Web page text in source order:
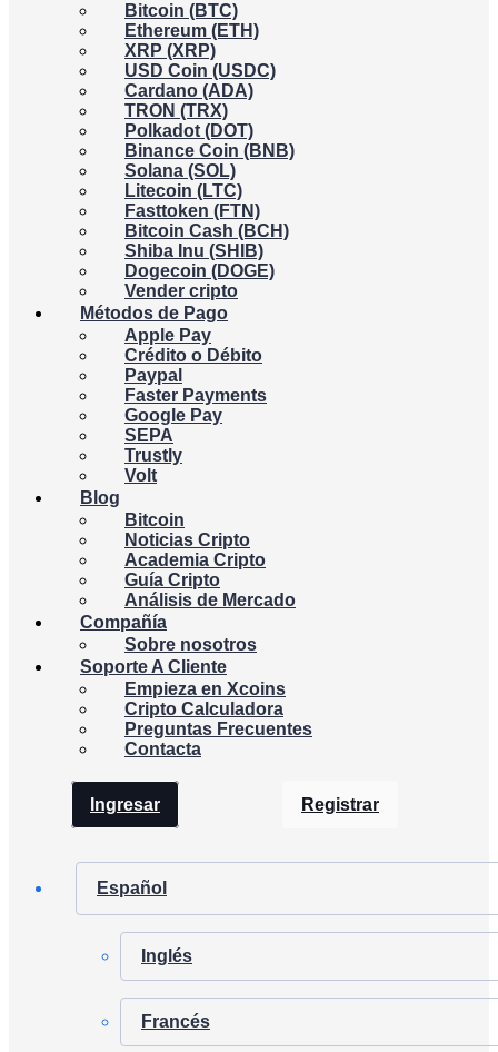
Bitcoin (BTC)
Ethereum (ETH)
XRP (XRP)
USD Coin (USDC)
Cardano (ADA)
TRON (TRX)
Polkadot (DOT)
Binance Coin (BNB)
Solana (SOL)
Litecoin (LTC)
Fasttoken (FTN)
Bitcoin Cash (BCH)
Shiba Inu (SHIB)
Dogecoin (DOGE)
Vender cripto
Métodos de Pago
Apple Pay
Crédito o Débito
Paypal
Faster Payments
Google Pay
SEPA
Trustly
Volt
Blog
Bitcoin
Noticias Cripto
Academia Cripto
Guía Cripto
Análisis de Mercado
Compañía
Sobre nosotros
Soporte A Cliente
Empieza en Xcoins
Cripto Calculadora
Preguntas Frecuentes
Contacta
Ingresar Registrar
Español
Inglés
Francés